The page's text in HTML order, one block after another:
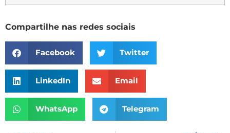
Compartilhe nas redes sociais
Facebook Twitter
LinkedIn Email
WhatsApp Telegram